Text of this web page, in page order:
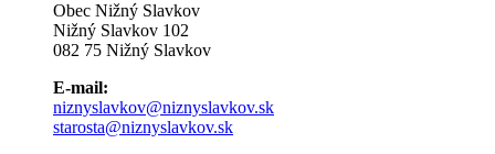
Obec Nižný Slavkov
Nižný Slavkov 102
082 75 Nižný Slavkov
E-mail:
niznyslavkov@niznyslavkov.sk
starosta@niznyslavkov.sk